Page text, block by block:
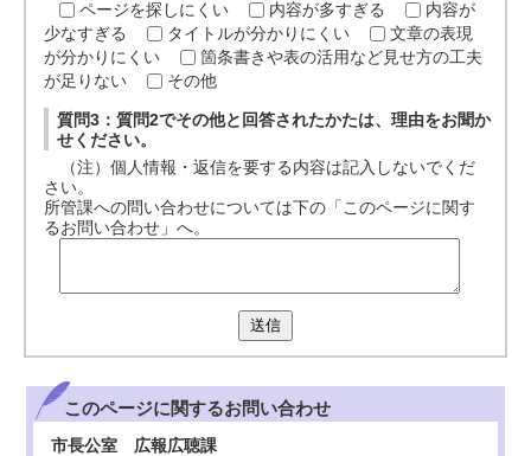
ページを探しにくい
内容が多すぎる
内容が
少なすぎる
タイトルが分かりにくい
文章の表現
が分かりにくい
箇条書きや表の活用など見せ方の工夫
が足りない
その他
質問3：質問2でその他と回答されたかたは、理由をお聞か
せください。
（注）個人情報・返信を要する内容は記入しないでくだ
さい。
所管課への問い合わせについては下の「このページに関す
るお問い合わせ」へ。
送信
このページに関するお問い合わせ
市長公室 広報広聴課